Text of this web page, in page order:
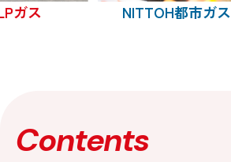
ガス NITTOH都市ガス
Contents